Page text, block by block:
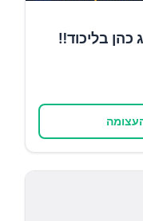
כהן בליכוד‼️